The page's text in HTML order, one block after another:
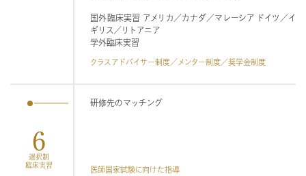
国外臨床実習 アメリカ／カナダ／マレーシア ドイツ／イ
ギリス／リトアニア
学外臨床実習
クラスアドバイサー制度／メンター制度／奨学金制度
6
選択制
臨床実習
研修先のマッチング
医師国家試験に向けた指導